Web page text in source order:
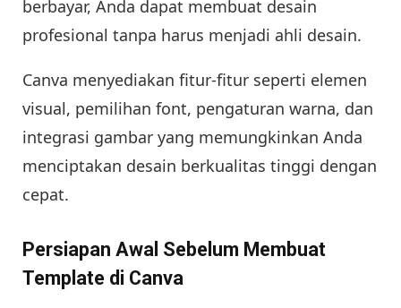
berbayar, Anda dapat membuat desain
profesional tanpa harus menjadi ahli desain.
Canva menyediakan fitur-fitur seperti elemen
visual, pemilihan font, pengaturan warna, dan
integrasi gambar yang memungkinkan Anda
menciptakan desain berkualitas tinggi dengan
cepat.
Persiapan Awal Sebelum Membuat
Template di Canva